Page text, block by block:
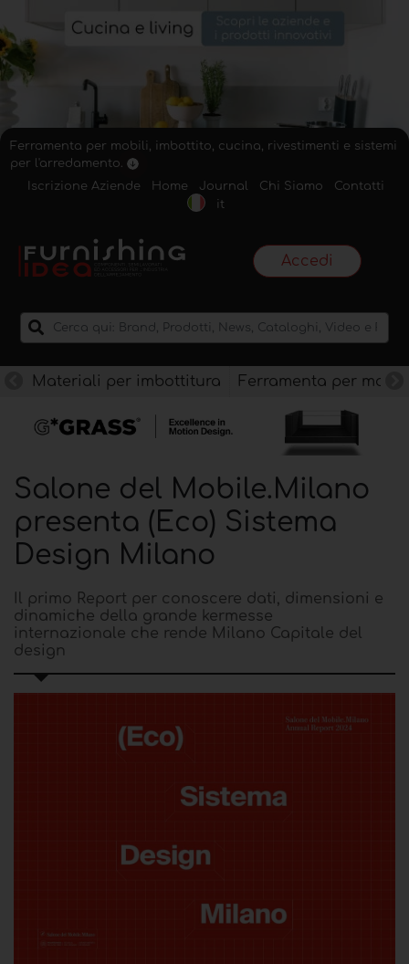
Ferramenta per mobili, imbottito, cucina, rivestimenti e sistemi
per l'arredamento.
Iscrizione Aziende
Home Journal Chi Siamo
Contatti
it
Accedi
Materiali per imbottitura Ferramenta per mobili
Salone del Mobile.Milano
presenta (Eco) Sistema
Design Milano
Il primo Report per conoscere dati, dimensioni e
dinamiche della grande kermesse
internazionale che rende Milano Capitale del
design